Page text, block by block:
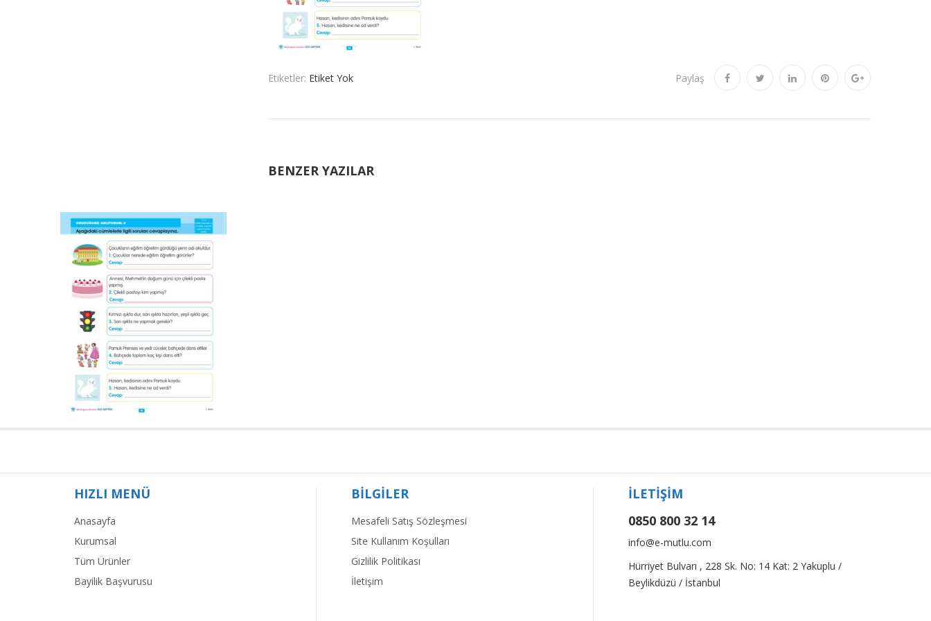
Etiketler: Etiket Yok Paylaş
BENZER YAZILAR
HIZLI MENÜ
Anasayfa
Kurumsal
Tüm Ürünler
Bayilik Başvurusu
BİLGİLER
Mesafeli Satış Sözleşmesi
Site Kullanım Koşulları
Gizlilik Politikası
İletişim
İLETİŞİM
0850 800 32 14
info@e-mutlu.com
Hürriyet Bulvarı , 228 Sk. No: 14 Kat: 2 Yakuplu /
Beylikdüzü / İstanbul